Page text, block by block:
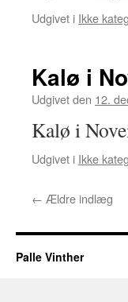
Udgivet i Ikke
Kalø i
Udgivet den 12.
Kalø i
Udgivet i Ikke
← Ældre indlæg
Palle Vinther